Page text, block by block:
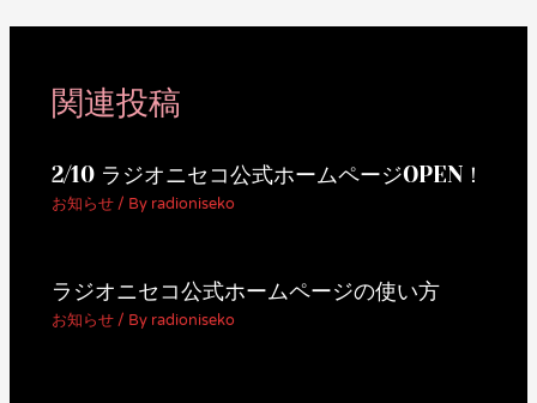
関連投稿
2/10 ラジオニセコ公式ホームページOPEN！
お知らせ/ By radioniseko
ラジオニセコ公式ホームページの使い方
お知らせ/ By radioniseko